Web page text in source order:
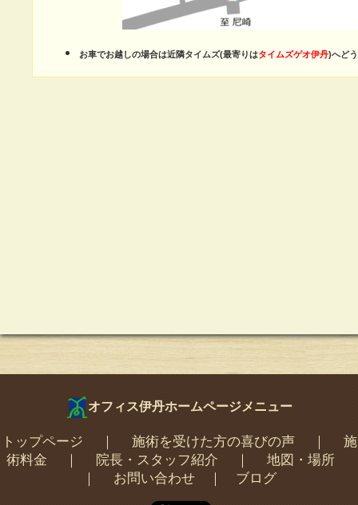
お車でお越しの場合は近隣タイムズ(最寄りはタイムズゲオ伊丹)へど
オフィス伊丹ホームページメニュー
トップページ 施術を受けた方の喜びの声｜ 施
術料金
院長・スタッフ紹介
地図・場所
お問い合わせ｜ ブログ